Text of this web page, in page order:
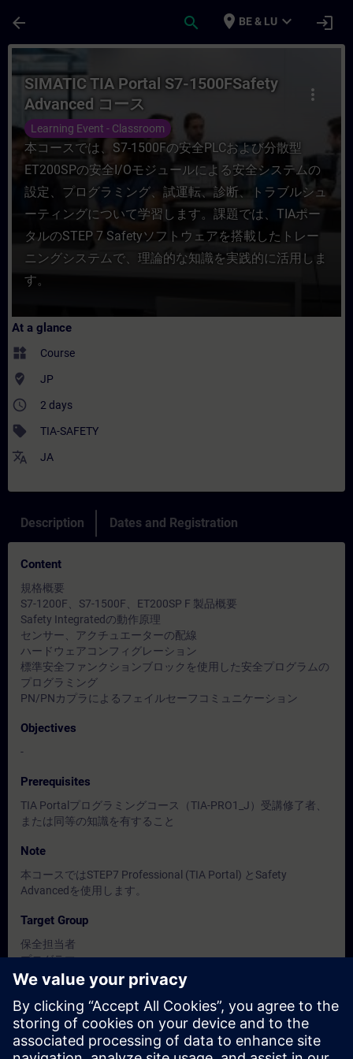
arrow_back search place BE & LU expand_more login
Course - SIMATIC TIA Portal S7-
more_vert
SIMATIC TIA Portal S7-1500FSafety
Advanced コース
Learning Event - Classroom
本コースでは、S7-1500Fの安全PLCおよび分散型
ET200SPの安全I/Oモジュールによる安全システムの
設定、プログラミング、試運転、診断、トラブルシュ
ーティングについて学習します。課題では、TIAポー
タルのSTEP 7 Safetyソフトウェアを搭載したトレー
ニングシステムで、理論的な知識を実践的に活用しま
す。
At a glance
widgets Course
where_to_vote JP
access_time 2 days
sell TIA-SAFETY
translate JA
Description Dates and Registration
Content
規格概要
S7-1200F、S7-1500F、ET200SP F 製品概要
Safety Integratedの動作原理
センサー、アクチュエーターの配線
ハードウェアコンフィグレーション
標準安全ファンクションブロックを使用した安全プログラムの
プログラミング
PN/PNカプラによるフェイルセーフコミュニケーション
Objectives
-
Prerequisites
TIA Portalプログラミングコース（TIA-PRO1_J）受講修了者、
または同等の知識を有すること
Note
本コースではSTEP7 Professional (TIA Portal) とSafety
Advancedを使用します。
Target Group
保全担当者
プログラマー
設計者
Dates And Registration